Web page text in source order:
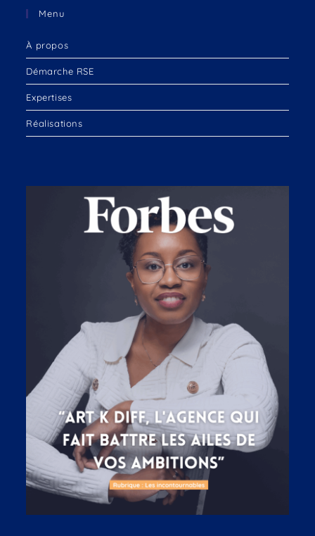
Menu
À propos
Démarche RSE
Expertises
Réalisations